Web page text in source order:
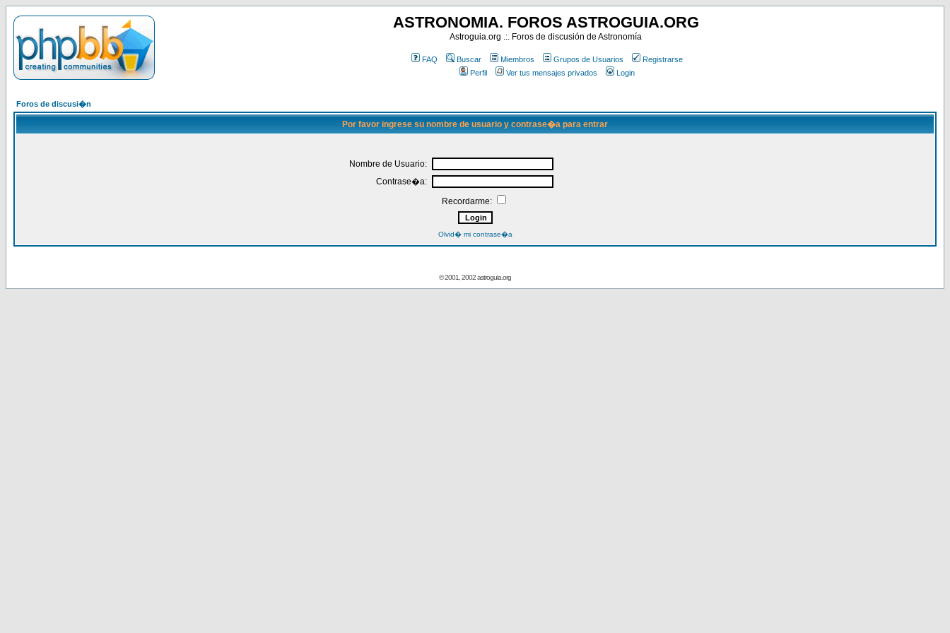
ASTRONOMIA. FOROS ASTROGUIA.ORG
Astroguia.org .:. Foros de discusión de Astronomía
FAQ Buscar Miembros Grupos de Usuarios
Registrarse
Perfil
Ver tus mensajes privados Login
Foros de discusi�n
Por favor ingrese su nombre de usuario y contrase�a para entrar
Nombre de Usuario:
Contrase�a:
Recordarme:
Olvid� mi contrase�a
© 2001, 2002 astroguia.org